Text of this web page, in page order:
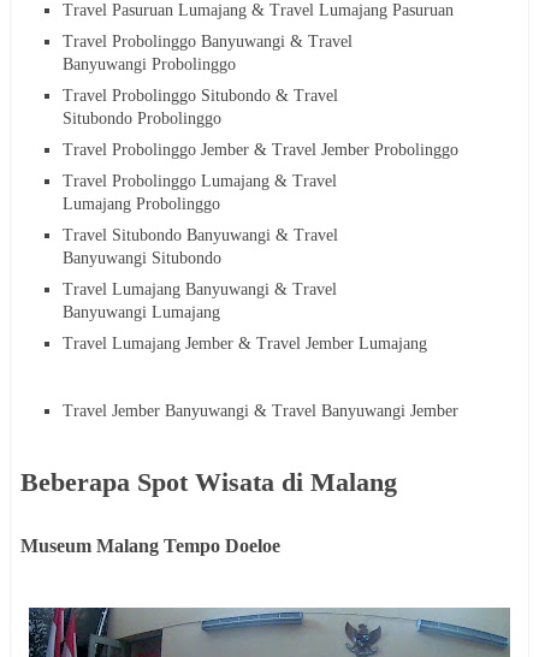
Travel Pasuruan Lumajang & Travel Lumajang Pasuruan
Travel Probolinggo Banyuwangi & Travel
Banyuwangi Probolinggo
Travel Probolinggo Situbondo & Travel
Situbondo Probolinggo
Travel Probolinggo Jember & Travel Jember Probolinggo
Travel Probolinggo Lumajang & Travel
Lumajang Probolinggo
Travel Situbondo Banyuwangi & Travel
Banyuwangi Situbondo
Travel Lumajang Banyuwangi & Travel
Banyuwangi Lumajang
Travel Lumajang Jember & Travel Jember Lumajang
Travel Jember Banyuwangi & Travel Banyuwangi Jember
Beberapa Spot Wisata di Malang
Museum Malang Tempo Doeloe